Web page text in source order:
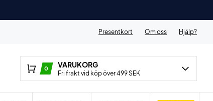
Presentkort Om oss Hjälp?
0 VARUKORG
Fri frakt vid köp över 499 SEK